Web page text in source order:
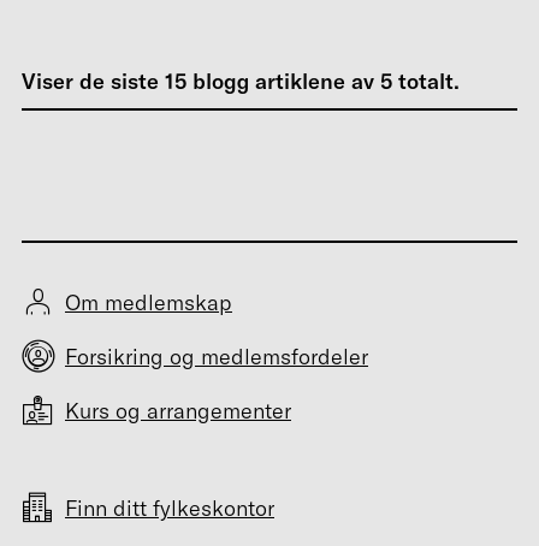
Viser de siste 15 blogg artiklene av 5 totalt.
Om medlemskap
Forsikring og medlemsfordeler
Kurs og arrangementer
Finn ditt fylkeskontor